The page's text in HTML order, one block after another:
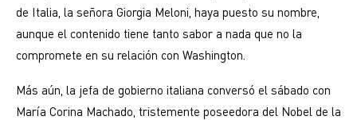
de Italia, la señora Giorgia Meloni, haya puesto su nombre,
aunque el contenido tiene tanto sabor a nada que no la
compromete en su relación con Washington.
Más aún, la jefa de gobierno italiana conversó el sábado con
María Corina Machado, tristemente poseedora del Nobel de la